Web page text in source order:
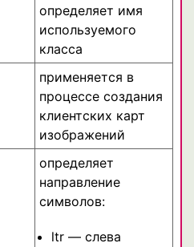
определяет имя
используемого
класса
применяется в
процессе создания
клиентских карт
изображений
определяет
направление
символов:
ltr — слева